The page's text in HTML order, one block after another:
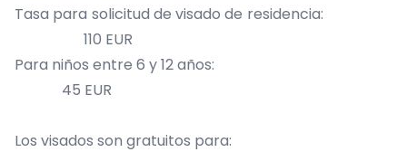
Tasa para solicitud de visado de residencia:
110 EUR
Para niños entre 6 y 12 años:
45 EUR
Los visados son gratuitos para: